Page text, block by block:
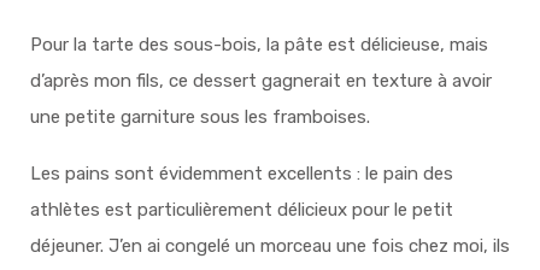
Pour la tarte des sous-bois, la pâte est délicieuse, mais
d’après mon fils, ce dessert gagnerait en texture à avoir
une petite garniture sous les framboises.
Les pains sont évidemment excellents : le pain des
athlètes est particulièrement délicieux pour le petit
déjeuner. J’en ai congelé un morceau une fois chez moi, ils